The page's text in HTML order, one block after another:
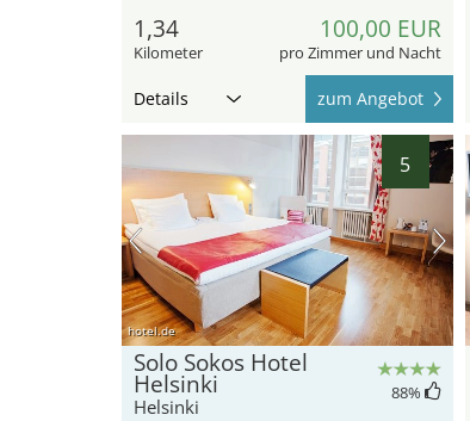
1,34
Kilometer
100,00 EUR
pro Zimmer und Nacht
Details zum Angebot
5
hotel.de
Solo Sokos Hotel
Helsinki
Helsinki
88%